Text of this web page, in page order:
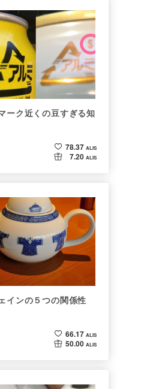
ーク近くの豆すぎる知
78.37 ALIS
7.20 ALIS
インの５つの関係性
66.17 ALIS
50.00 ALIS